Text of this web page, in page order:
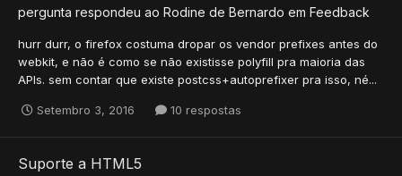
pergunta respondeu ao Rodine de Bernardo em Feedback
hurr durr, o firefox costuma dropar os vendor prefixes antes do
webkit, e não é como se não existisse polyfill pra maioria das
APIs. sem contar que existe postcss+autoprefixer pra isso, né...
Setembro 3, 2016 10 respostas
Suporte a HTML5